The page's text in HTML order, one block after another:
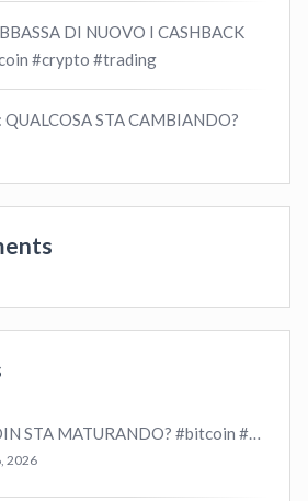
DI NUOVO I CASHBACK
#crypto #trading
STA CAMBIANDO?
STA MATURANDO? #bitcoin #crypto #trading
2026